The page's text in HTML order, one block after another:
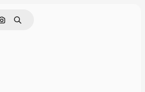
Buscar por imagen
Buscar